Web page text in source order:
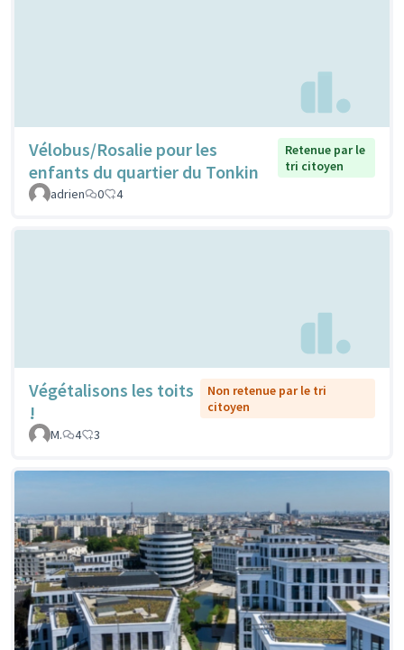
Vélobus/Rosalie pour les
enfants du quartier du Tonkin
Retenue par le
tri citoyen
adrien
0 4
Végétalisons les toits
!
Non retenue par le tri
citoyen
M.
4 3